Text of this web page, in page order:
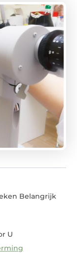
Belangrijk
U